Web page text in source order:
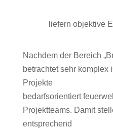
liefern objektive
Nachdem der Bereich
betrachtet sehr komplex
Projekte
bedarfsorientiert
Projektteams. Damit
entsprechend